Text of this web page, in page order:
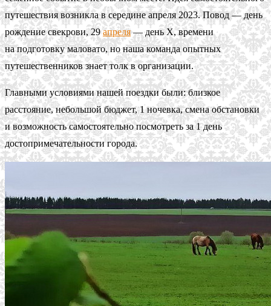
путешествия возникла в середине апреля 2023. Повод — день
рождение свекрови, 29апреля— день X, времени
на подготовку маловато, но наша команда опытных
путешественников знает толк в организации.
Главными условиями нашей поездки были: близкое
расстояние, небольшой бюджет, 1 ночевка, смена обстановки
и возможность самостоятельно посмотреть за 1 день
достопримечательности города.